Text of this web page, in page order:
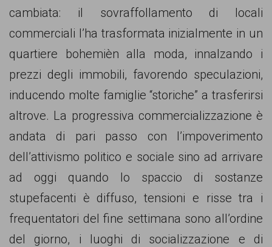
cambiata: il sovraffollamento di locali
commerciali l’ha trasformata inizialmente in un
quartiere bohemièn alla moda, innalzando i
prezzi degli immobili, favorendo speculazioni,
inducendo molte famiglie “storiche” a trasferirsi
altrove. La progressiva commercializzazione è
andata di pari passo con l’impoverimento
dell’attivismo politico e sociale sino ad arrivare
ad oggi quando lo spaccio di sostanze
stupefacenti è diffuso, tensioni e risse tra i
frequentatori del fine settimana sono all’ordine
del giorno, i luoghi di socializzazione e di